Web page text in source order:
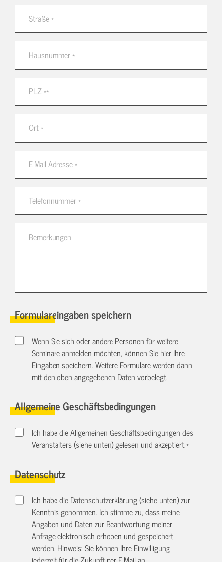
Formulareingaben speichern
Wenn Sie sich oder andere Personen für weitere
Seminare anmelden möchten, können Sie hier Ihre
Eingaben speichern. Weitere Formulare werden dann
mit den oben angegebenen Daten vorbelegt.
Allgemeine Geschäftsbedingungen
Ich habe die Allgemeinen Geschäftsbedingungen des
Veranstalters (siehe unten) gelesen und akzeptiert.*
Datenschutz
Ich habe die Datenschutzerklärung (siehe unten) zur
Kenntnis genommen. Ich stimme zu, dass meine
Angaben und Daten zur Beantwortung meiner
Anfrage elektronisch erhoben und gespeichert
werden. Hinweis: Sie können Ihre Einwilligung